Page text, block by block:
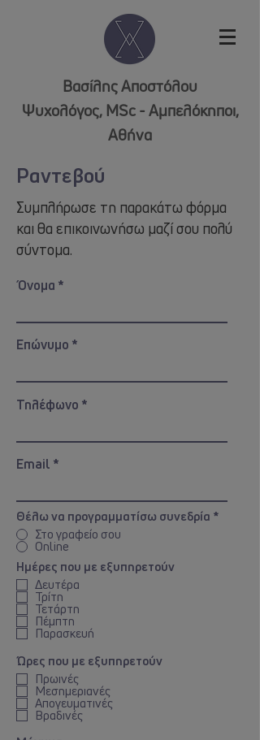
Βασίλης Αποστόλου
Ψυχολόγος, MSc - Αμπελόκηποι,
Αθήνα
Ραντεβού
Συμπλήρωσε τη παρακάτω φόρμα
και θα επικοινωνήσω μαζί σου πολύ
σύντομα.
Όνομα
Επώνυμο
Τηλέφωνο
Email
Θέλω να προγραμματίσω συνεδρία *
Στο γραφείο σου
Online
Ημέρες που με εξυπηρετούν
Δευτέρα
Τρίτη
Τετάρτη
Πέμπτη
Παρασκευή
Ώρες που με εξυπηρετούν
Πρωινές
Μεσημεριανές
Απογευματινές
Βραδινές